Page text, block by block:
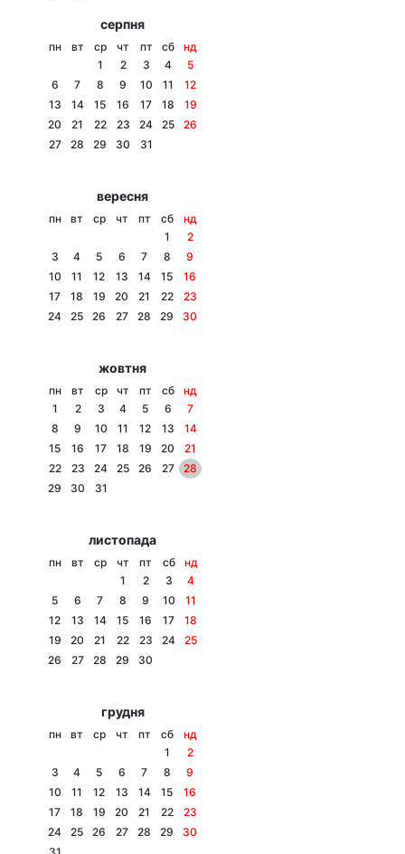
Тема оформлення
серпня
пн вт ср чт пт сб
нд
1
2 3 4
5
6
7 8 9 10 11
12
13
14 15 16 17 18
19
20
21 22 23 24 25
26
27
28 29 30 31
вересня
пн вт ср чт пт сб
нд
1
2
3
4 5 6 7 8
9
10
11 12 13 14 15
16
17
18 19 20 21 22
23
24
25 26 27 28 29 30
жовтня
пн вт ср чт пт сб
нд
1
2 3 4 5 6
7
8
9 10 11 12 13
14
15
16 17 18 19 20
21
22
23 24 25 26 27
28
29
30 31
листопада
пн вт ср чт пт сб
нд
1
2 3
4
5
6 7 8 9 10
11
12
13 14 15 16 17
18
19
20 21 22 23 24
25
26
27 28 29 30
грудня
пн вт ср чт пт сб
нд
1
2
3
4 5 6 7 8
9
10
11 12 13 14 15
16
17
18 19 20 21 22
23
24
25 26 27 28 29
30